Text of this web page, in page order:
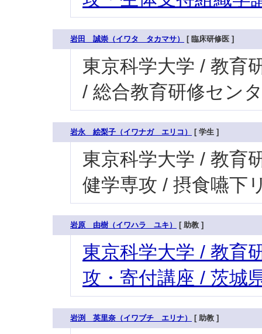
岩田 誠崇（イワタ タカマサ） [ 臨床研修医 ]
東京科学大学 / 教育
/ 総合教育研修セン
岩永 絵梨子（イワナガ エリコ） [ 学生 ]
東京科学大学 / 教育
健学専攻 / 摂食嚥下
岩原 由樹（イワハラ ユキ） [ 助教 ]
東京科学大学 / 教育
攻・寄付講座 / 茨城
岩渕 英里奈（イワブチ エリナ） [ 助教 ]